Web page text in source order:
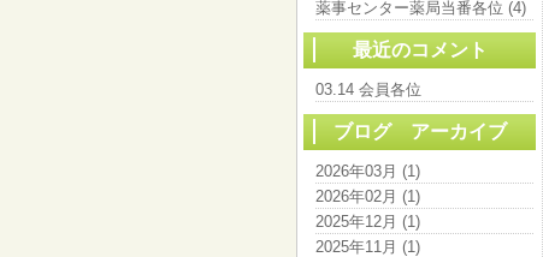
薬事センター薬局当番各位 (4)
最近のコメント
03.14 会員各位
ブログ アーカイブ
2026年03月 (1)
2026年02月 (1)
2025年12月 (1)
2025年11月 (1)